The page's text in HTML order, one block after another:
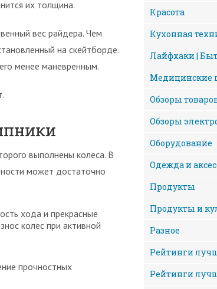
их толщина.
вес райдера. Чем
на скейтборде.
менее маневренным.
выполнены колеса. В
может достаточно
хода и прекрасные
колес при активной
прочностных
Красота
Кухонная
Лайфхаки |
Медицинские
Обзоры
Обзоры
Оборудование
Одежда и
Продукты
Продукты и
Разное
Рейтинги
Рейтинги